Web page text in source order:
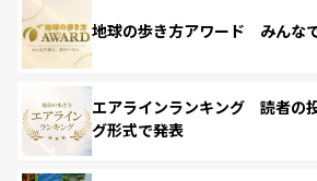
地球の歩き方アワード みんな
エアラインランキング 読者の
グ形式で発表